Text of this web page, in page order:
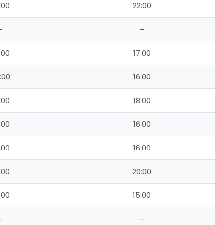
22:00
–
17:00
16:00
18:00
16:00
16:00
20:00
15:00
–